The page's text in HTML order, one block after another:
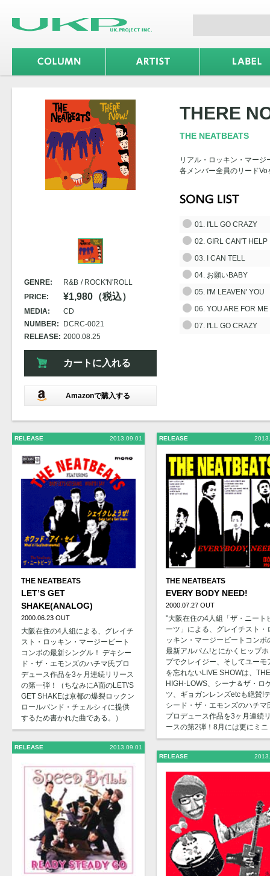
GENRE: R&B
ROCK'N'ROLL
PRICE:
¥1,980（税込）
MEDIA:
CD
NUMBER:
DCRC-0021
RELEASE: 2000.08.25
カートに入れる
Amazonで購入する
THERE
THE NEATBEATS
リアル・ロッキン・マージ
各メンバー全員のリード
01. I'LL GO CRAZY
02. GIRL CAN'T HELP
03. I CAN TELL
04. お願いBABY
05. I'M LEAVEN' YOU
06. YOU ARE FOR ME
07. I'LL GO CRAZY
RELEASE 2013.09.01
THE NEATBEATS
LET’S GET
SHAKE(ANALOG)
2000.06.23 OUT
大阪在住の4人組による、グレイチ
スト・ロッキン・マージービート
コンボの最新シングル！ デキシー
ド・ザ・エモンズのハチマ氏プロ
デュース作品を3ヶ月連続リリース
の第一弾！（ちなみにA面のLET\'S
GET SHAKEは京都の爆裂ロックン
ロールバンド・チェルシィに提供
するため書かれた曲である。）
RELEASE 2013.09.01
RELEASE
THE NEATBEATS
EVERY BODY NEED!
2000.07.27 OUT
"大阪在住の4人組「ザ・ニート
ーツ」による、グレイチスト・
ッキン・マージービートコンボ
最新アルバム!とにかくヒップ
プでクレイジー、そしてユーモ
を忘れないLIVE SHOWは、THE
HIGH-LOWS、シーナ＆ザ・ロ
ツ、ギョガンレンズetcも絶賛!
シード・ザ・エモンズのハチマ
プロデュース作品を3ヶ月連続
ースの第2弾！8月には更にミニ
RELEASE